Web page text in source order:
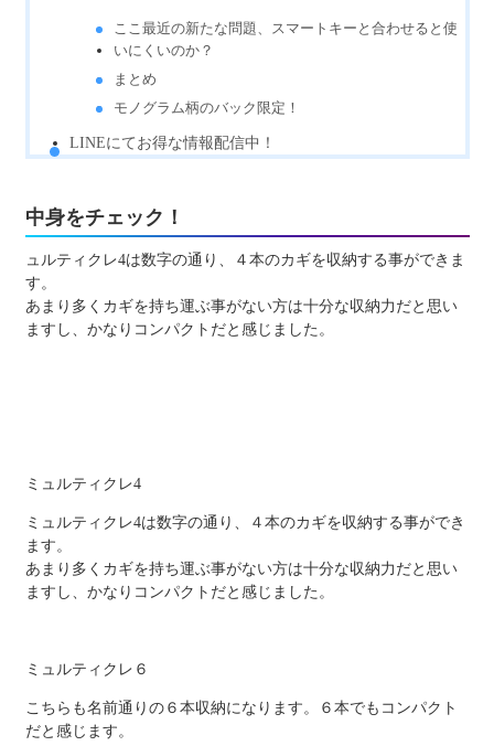
ここ最近の新たな問題、スマートキーと合わせると使
いにくいのか？
まとめ
モノグラム柄のバック限定！
LINEにてお得な情報配信中！
中身をチェック！
ュルティクレ4は数字の通り、４本のカギを収納する事ができま
す。
あまり多くカギを持ち運ぶ事がない方は十分な収納力だと思い
ますし、かなりコンパクトだと感じました。
ミュルティクレ4
ミュルティクレ4は数字の通り、４本のカギを収納する事ができ
ます。
あまり多くカギを持ち運ぶ事がない方は十分な収納力だと思い
ますし、かなりコンパクトだと感じました。
ミュルティクレ６
こちらも名前通りの６本収納になります。６本でもコンパクト
だと感じます。